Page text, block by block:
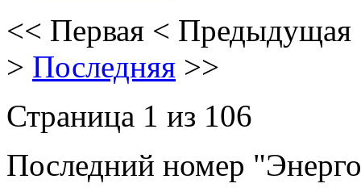
<< Первая < Предыдущая
> Последняя >>
Страница 1 из 106
Последний номер